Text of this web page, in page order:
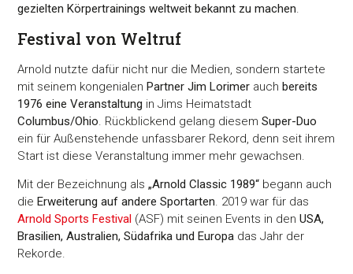
gezielten Körpertrainings weltweit bekannt zu machen.
Festival von Weltruf
Arnold nutzte dafür nicht nur die Medien, sondern startete
mit seinem kongenialenPartner Jim Lorimer auchbereits
1976 eine Veranstaltung in Jims Heimatstadt
Columbus/Ohio . Rückblickend gelang diesemSuper-Duo
ein für Außenstehende unfassbarer Rekord, denn seit ihrem
Start ist diese Veranstaltung immer mehr gewachsen.
Mit der Bezeichnung als„Arnold Classic 1989“ begann auch
dieErweiterung auf andere Sportarten. 2019 war für das
Arnold Sports Festival (ASF) mit seinen Events in denUSA,
Brasilien, Australien, Südafrika und Europa das Jahr der
Rekorde.